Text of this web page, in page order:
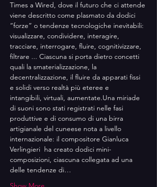
Times a Wired, dove il futuro che ci attende
viene descritto come plasmato da dodici
“forze” o tendenze tecnologiche inevitabili:
visualizzare, condividere, interagire,
tracciare, interrogare, fluire, cognitivizzare,
filtrare ... Ciascuna si porta dietro concetti
quali la smaterializzazione, la
decentralizzazione, il fluire da apparati fissi
e solidi verso realtà più eteree e
intangibili, virtuali, aumentate.Una miriade
di suoni sono stati registrati nelle fasi
produttive e di consumo di una birra
artigianale del cuneese nota a livello
internazionale: il compositore Gianluca
Verlingieri  ha creato dodici mini-
composizioni, ciascuna collegata ad una
delle tendenze di…